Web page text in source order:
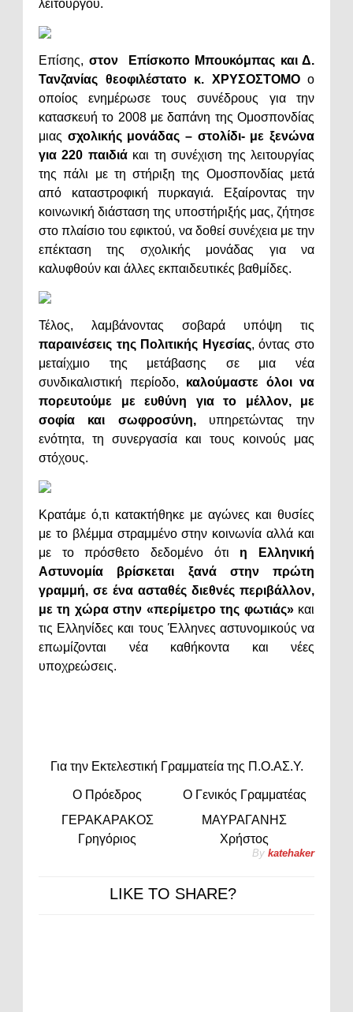
λειτουργού.
Επίσης, στον Επίσκοπο Μπουκόμπας και Δ.
Τανζανίας θεοφιλέστατο κ. ΧΡΥΣΟΣΤΟΜΟο
οποίος ενημέρωσε τους συνέδρους για την
κατασκευή το 2008 με δαπάνη της Ομοσπονδίας
μιας σχολικής μονάδας – στολίδι- με ξενώνα
για 220 παιδιά και τη συνέχιση της λειτουργίας
της πάλι με τη στήριξη της Ομοσπονδίας μετά
από καταστροφική πυρκαγιά. Εξαίροντας την
κοινωνική διάσταση της υποστήριξής μας, ζήτησε
στο πλαίσιο του εφικτού, να δοθεί συνέχεια με την
επέκταση της σχολικής μονάδας για να
καλυφθούν και άλλες εκπαιδευτικές βαθμίδες.
Τέλος, λαμβάνοντας σοβαρά υπόψη τις
παραινέσεις της Πολιτικής Ηγεσίας, όντας στο
μεταίχμιο της μετάβασης σε μια νέα
συνδικαλιστική περίοδο, καλούμαστε όλοι να
πορευτούμε με ευθύνη για το μέλλον, με
σοφία και σωφροσύνη, υπηρετώντας την
ενότητα, τη συνεργασία και τους κοινούς μας
στόχους.
Κρατάμε ό,τι κατακτήθηκε με αγώνες και θυσίες
με το βλέμμα στραμμένο στην κοινωνία αλλά και
με το πρόσθετο δεδομένο ότι η Ελληνική
Αστυνομία βρίσκεται ξανά στην πρώτη
γραμμή, σε ένα ασταθές διεθνές περιβάλλον,
με τη χώρα στην «περίμετρο της φωτιάς»και
τις Ελληνίδες και τους Έλληνες αστυνομικούς να
επωμίζονται νέα καθήκοντα και νέες
υποχρεώσεις.
Για την Εκτελεστική Γραμματεία της Π.Ο.ΑΣ.Υ.
O Πρόεδρος
Ο Γενικός Γραμματέας
ΓΕΡΑΚΑΡΑΚΟΣ
Γρηγόριος
ΜΑΥΡΑΓΑΝΗΣ
Χρήστος
By katehaker
LIKE TO SHARE?